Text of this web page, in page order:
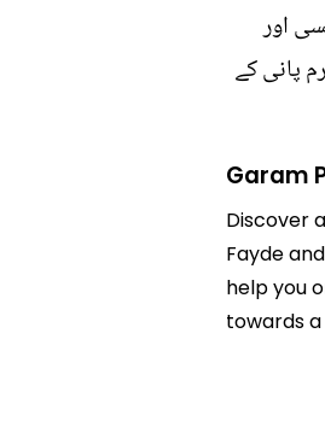
اور
پانی کے
Garam
Discover
Fayde
help you
towards